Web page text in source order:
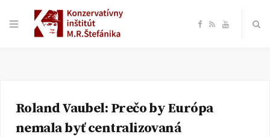
F
e
R Y
Roland Vaubel: Prečo by Európa
nemala byť centralizovaná